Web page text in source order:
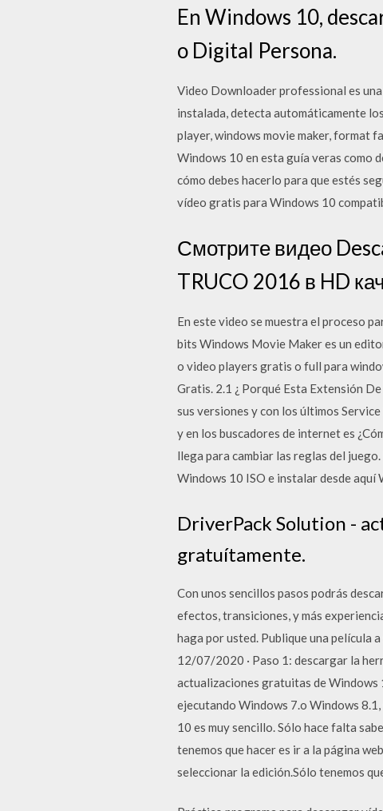
En Windows 10,
o Digital Persona.
Video Downloader professional es
instalada, detecta automáticamente
player, windows movie maker, format
Windows 10 en esta guía veras como
cómo debes hacerlo para que estés
vídeo gratis para Windows 10
Смотрите видео
TRUCO 2016 в HD
En este video se muestra el proceso
bits Windows Movie Maker es un
o video players gratis o full para
Gratis. 2.1 ¿ Porqué Esta Extensión
sus versiones y con los últimos
y en los buscadores de internet es
llega para cambiar las reglas del
Windows 10 ISO e instalar desde
DriverPack Solution -
gratuítamente.
Con unos sencillos pasos podrás
efectos, transiciones, y más
haga por usted. Publique una película
12/07/2020 · Paso 1: descargar la
actualizaciones gratuitas de Windows
ejecutando Windows 7.o Windows
10 es muy sencillo. Sólo hace falta
tenemos que hacer es ir a la página
seleccionar la edición.Sólo tenemos